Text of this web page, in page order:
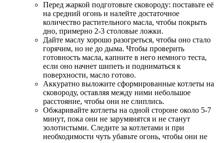
Перед жаркой подготовьте сковороду: поставьте её
на средний огонь и налейте достаточное
количество растительного масла, чтобы покрыть
дно, примерно 2-3 столовые ложки.
Дайте маслу хорошо разогреться, чтобы оно стало
горячим, но не до дыма. Чтобы проверить
готовность масла, капните в него немного теста,
если оно начнет шипеть и подниматься к
поверхности, масло готово.
Аккуратно выложите сформированные котлеты на
сковороду, оставляя между ними небольшое
расстояние, чтобы они не слиплись.
Обжаривайте котлеты на одной стороне около 5-7
минут, пока они не зарумянятся и не станут
золотистыми. Следите за котлетами и при
необходимости чуть убавьте огонь, чтобы они не